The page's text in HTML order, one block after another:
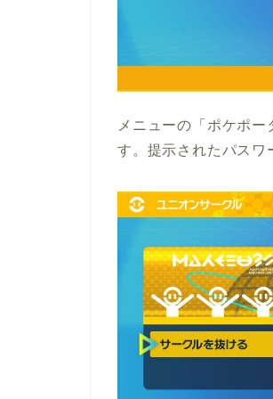
メニューの「ポケポ
す。提示されたパスワ